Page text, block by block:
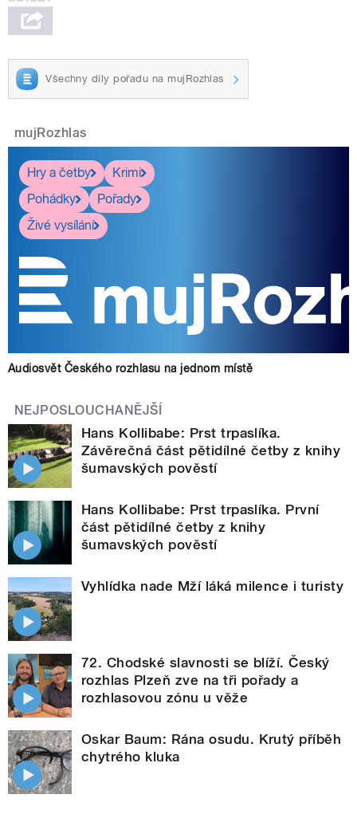
Všechny díly pořadu na mujRozhlas
mujRozhlas
Hry a četby
Krimi
Pohádky
Pořady
Živé vysílání
Audiosvět Českého rozhlasu na jednom místě
NEJPOSLOUCHANĚJŠÍ
Hans Kollibabe: Prst trpaslíka.
Závěrečná část pětidílné četby z knihy
šumavských pověstí
Hans Kollibabe: Prst trpaslíka. První
část pětidílné četby z knihy
šumavských pověstí
Vyhlídka nade Mží láká milence i turisty
72. Chodské slavnosti se blíží. Český
rozhlas Plzeň zve na tři pořady a
rozhlasovou zónu u věže
Oskar Baum: Rána osudu. Krutý příběh
chytrého kluka